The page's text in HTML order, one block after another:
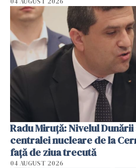
Radu Miruţă: Nivelul
centralei nucleare de la
faţă de ziua trecută
04 AUGUST 2026